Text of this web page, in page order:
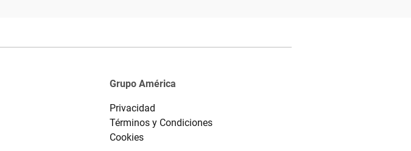
Grupo América
Privacidad
Términos y Condiciones
Cookies